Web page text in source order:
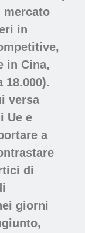
mercato
in
in Cina,
18.000).
versa
Ue e
a
di
giorni